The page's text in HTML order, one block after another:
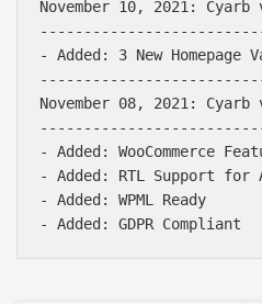
November 10, 2021: Cyarb
- Added: 3 New Homepage
November 08, 2021: Cyarb
- Added: WooCommerce
- Added: RTL Support for
- Added: WPML Ready